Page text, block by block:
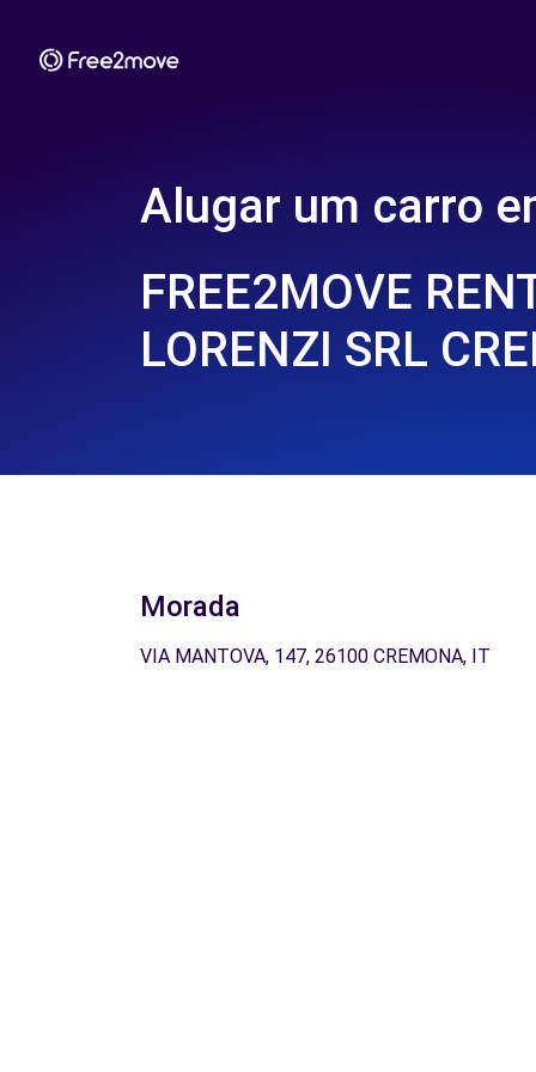
Alugar um carro
FREE2MOVE
LORENZI SRL
Morada
VIA MANTOVA, 147, 26100 CREMONA, IT